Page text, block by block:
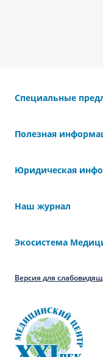
Специальные
Полезная
Юридическая
Наш журнал
Экосистема
Версия для